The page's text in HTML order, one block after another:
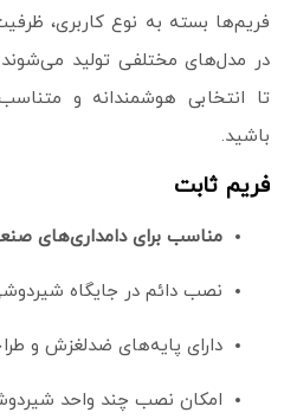
فریم‌ها بسته به نوع کاربری،
در مدل‌های مختلفی تولید
تا انتخابی هوشمندانه و
باشید.
فریم ثابت
مناسب برای دامداری‌های
نصب دائم در جایگاه
دارای پایه‌های ضدلغزش و
امکان نصب چند واحد